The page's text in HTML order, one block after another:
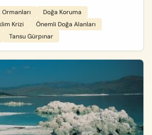
Doğa Koruma
Krizi
Önemli Doğa Alanları
Tansu Gürpınar